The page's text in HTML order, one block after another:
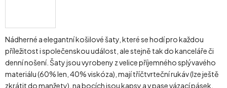
Nádherné a elegantní košilové šaty, které se hodí pro každou
příležitost i společenskou událost, ale stejně tak do kanceláře či
denní nošení. Šaty jsou vyrobeny z velice příjemného splývavého
materiálu (60% len, 40% viskóza), mají tříčtvrteční rukáv (lze ještě
zkrátit do manžety), na bocích jsou kapsy a v pase vázací pásek,